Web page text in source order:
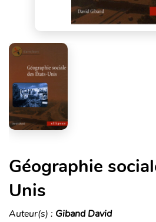
Géographie
Unis
Auteur(s) : Giband David